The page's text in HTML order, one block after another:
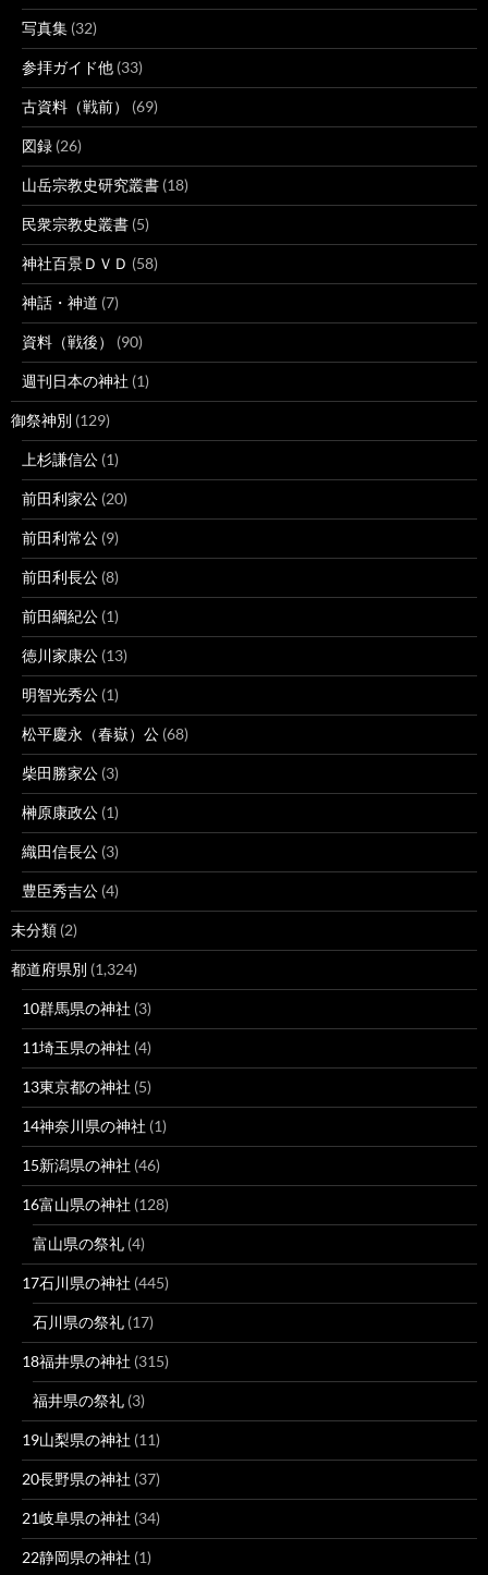
写真集 (32)
参拝ガイド他 (33)
古資料（戦前） (69)
図録 (26)
山岳宗教史研究叢書 (18)
民衆宗教史叢書 (5)
神社百景ＤＶＤ (58)
神話・神道 (7)
資料（戦後） (90)
週刊日本の神社 (1)
御祭神別 (129)
上杉謙信公 (1)
前田利家公 (20)
前田利常公 (9)
前田利長公 (8)
前田綱紀公 (1)
徳川家康公 (13)
明智光秀公 (1)
松平慶永（春嶽）公 (68)
柴田勝家公 (3)
榊原康政公 (1)
織田信長公 (3)
豊臣秀吉公 (4)
未分類 (2)
都道府県別 (1,324)
10群馬県の神社 (3)
11埼玉県の神社 (4)
13東京都の神社 (5)
14神奈川県の神社 (1)
15新潟県の神社 (46)
16富山県の神社 (128)
富山県の祭礼 (4)
17石川県の神社 (445)
石川県の祭礼 (17)
18福井県の神社 (315)
福井県の祭礼 (3)
19山梨県の神社 (11)
20長野県の神社 (37)
21岐阜県の神社 (34)
22静岡県の神社 (1)